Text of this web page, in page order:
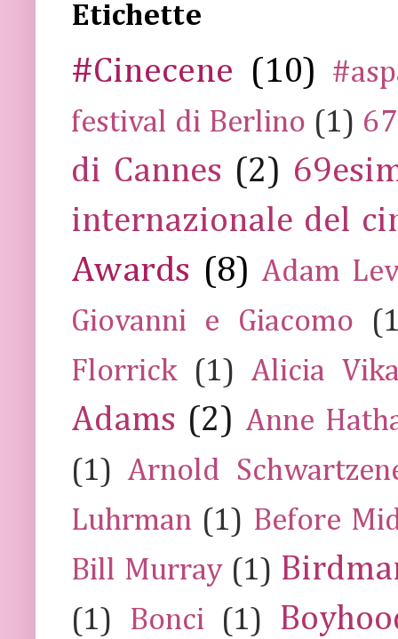
Etichette
#Cinecene (10)
festival di Berlino (1)
di Cannes (2)
internazionale del
Awards (8) Adam
Giovanni e Giacomo
Florrick
(1) Alicia
Adams (2) Anne
(1) Arnold
Luhrman (1) Before
Bill Murray (1)
(1) Bonci (1)